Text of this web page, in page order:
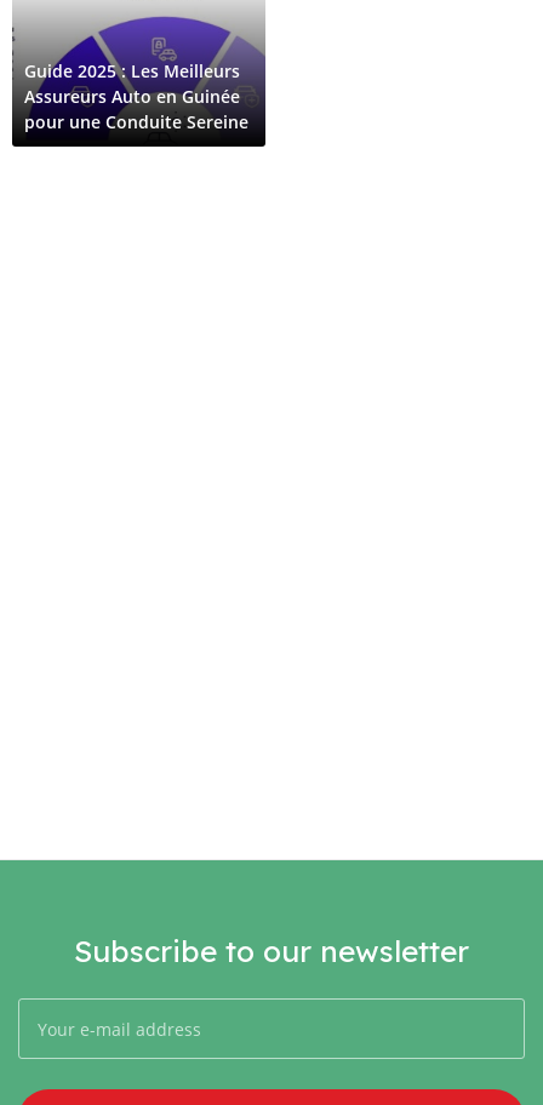
Guide 2025 : Les Meilleurs
Assureurs Auto en Guinée
pour une Conduite Sereine
Subscribe to our newsletter